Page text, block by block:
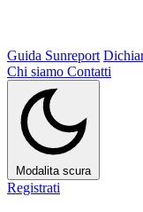
Guida Sunreport
Chi siamo Contatti
Modalita scura
Registrati